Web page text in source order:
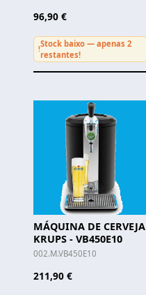
96,90 €
!
Stock baixo — apenas 2
restantes!
MÁQUINA DE CERVEJA
KRUPS - VB450E10
002.M.VB450E10
211,90 €